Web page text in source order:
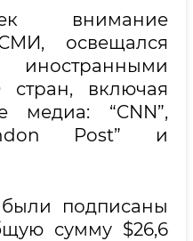
внимание
освещался
включая
медиа: “CNN”,
Post” и
подписаны
сумму $26,6